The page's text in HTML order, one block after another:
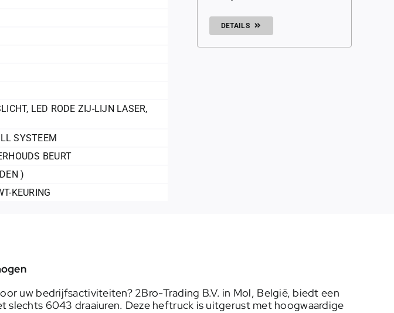
, LED RODE ZIJ-LIJN LASER,
SYSTEEM
BEURT
)
KEURING
DETAILS
uw bedrijfsactiviteiten? 2Bro-Trading B.V. in Mol, België, biedt een
slechts 6043 draaiuren. Deze heftruck is uitgerust met hoogwaardige